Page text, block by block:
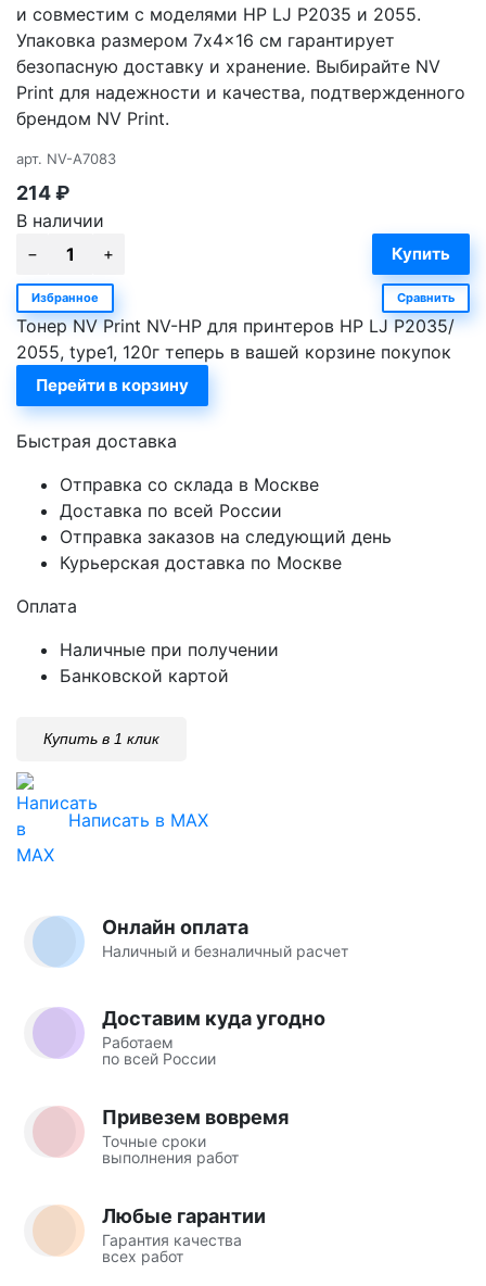
и совместим с моделями HP LJ P2035 и 2055.
Упаковка размером 7x4x16 см гарантирует
безопасную доставку и хранение. Выбирайте NV
Print для надежности и качества, подтвержденного
брендом NV Print.
арт. NV-A7083
214₽
В наличии
Избранное Сравнить
Тонер NV Print NV-HP для принтеров HP LJ P2035/
2055, type1, 120г теперь в вашей корзине покупок
Перейти в корзину
Быстрая доставка
Отправка со склада в Москве
Доставка по всей России
Отправка заказов на следующий день
Курьерская доставка по Москве
Оплата
Наличные при получении
Банковской картой
Купить в 1 клик
Написать в MAX
Онлайн оплата
Наличный и безналичный расчет
Доставим куда угодно
Работаем
по всей России
Привезем вовремя
Точные сроки
выполнения работ
Любые гарантии
Гарантия качества
всех работ